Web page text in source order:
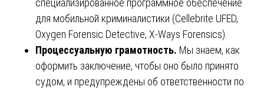
специализированное программное обеспечение
для мобильной криминалистики (Cellebrite UFED,
Oxygen Forensic Detective, X-Ways Forensics).
Процессуальную грамотность. Мы знаем, как
оформить заключение, чтобы оно было принято
судом, и предупреждены об ответственности по